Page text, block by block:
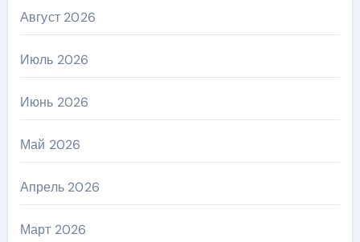
Август 2026
Июль 2026
Июнь 2026
Май 2026
Апрель 2026
Март 2026